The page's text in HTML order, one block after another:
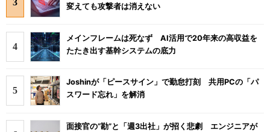
変えても攻撃者は消えない
メインフレームは死なず AI活用で20年来の高収益を
たたき出す基幹システムの底力
Joshinが「ピースサイン」で勤怠打刻 共用PCの「パ
スワード忘れ」を解消
面接官の“勘”と「週3出社」が招く悲劇 エンジニアが